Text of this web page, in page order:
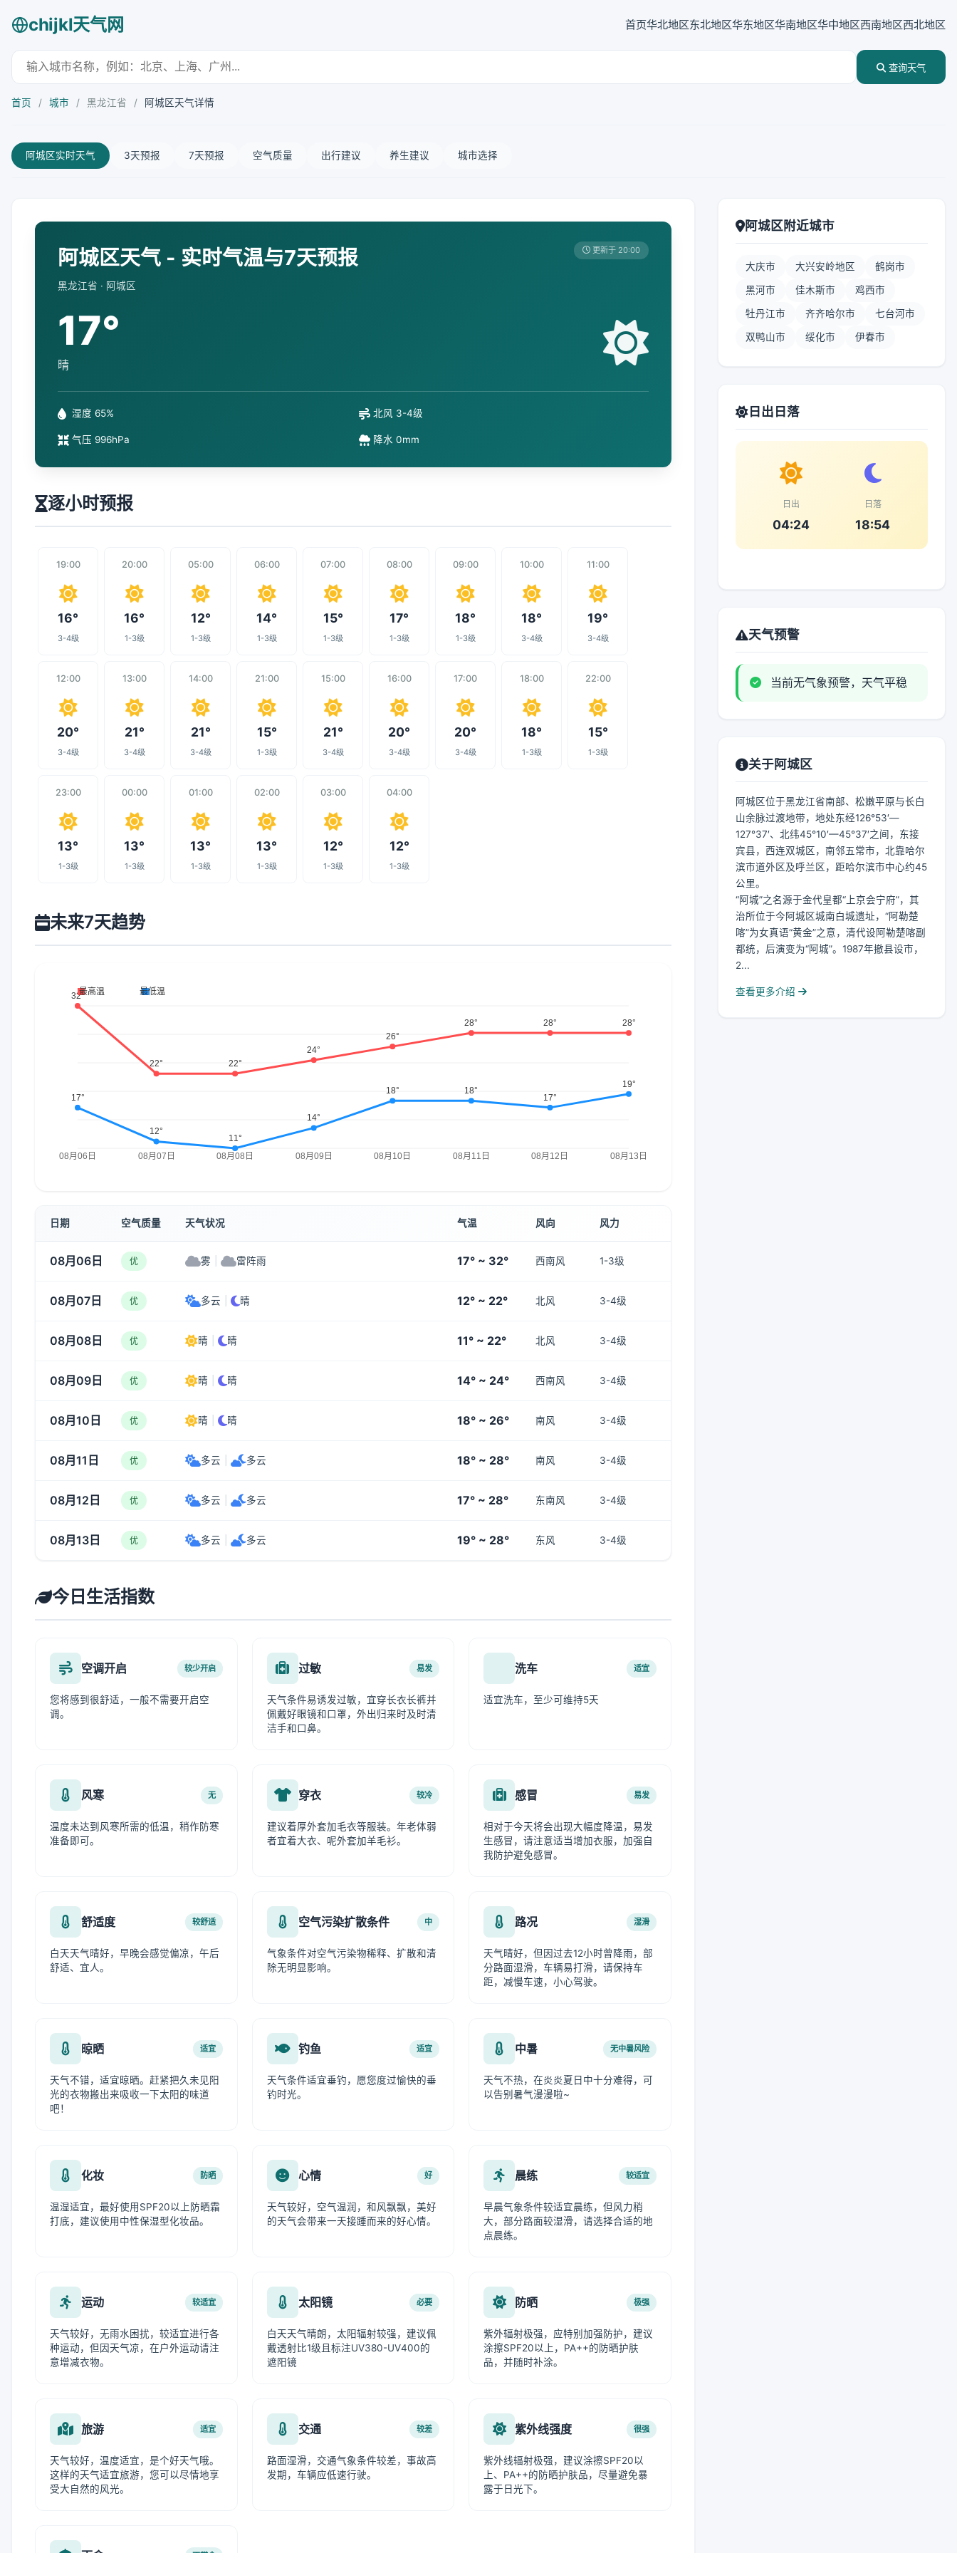
chijkl天气网 首页华北地区东北地区华东地区华南地区华中地区西南地区西北地区
查询天气
首页 / 城市 / 黑龙江省 / 阿城区天气详情
阿城区实时天气 3天预报 7天预报 空气质量 出行建议 养生建议 城市选择
阿城区天气 - 实时气温与7天预报
黑龙江省 · 阿城区
更新于 20:00
17°
晴
湿度 65% 北风 3-4级
气压 996hPa 降水 0mm
逐小时预报
19:00
16°
3-4级
20:00
16°
1-3级
05:00
12°
1-3级
06:00
14°
1-3级
07:00
15°
1-3级
08:00
17°
1-3级
09:00
18°
1-3级
10:00
18°
3-4级
11:00
19°
3-4级
12:00
20°
3-4级
13:00
21°
3-4级
14:00
21°
3-4级
21:00
15°
1-3级
15:00
21°
3-4级
16:00
20°
3-4级
17:00
20°
3-4级
18:00
18°
1-3级
22:00
15°
1-3级
23:00
13°
1-3级
00:00
13°
1-3级
01:00
13°
1-3级
02:00
13°
1-3级
03:00
12°
1-3级
04:00
12°
1-3级
未来7天趋势
日期 空气质量 天气状况 气温 风向 风力
08月06日 优 雾 雷阵雨 17° ~ 32° 西南风 1-3级
08月07日 优 多云 晴 12° ~ 22° 北风 3-4级
08月08日 优 晴 晴 11° ~ 22° 北风 3-4级
08月09日 优 晴 晴 14° ~ 24° 西南风 3-4级
08月10日 优 晴 晴 18° ~ 26° 南风 3-4级
08月11日 优 多云 多云 18° ~ 28° 南风 3-4级
08月12日 优 多云 多云 17° ~ 28° 东南风 3-4级
08月13日 优 多云 多云 19° ~ 28° 东风 3-4级
今日生活指数
空调开启 较少开启
您将感到很舒适，一般不需要开启空
调。
过敏 易发
天气条件易诱发过敏，宜穿长衣长裤并
佩戴好眼镜和口罩，外出归来时及时清
洁手和口鼻。
洗车 适宜
适宜洗车，至少可维持5天
风寒 无
温度未达到风寒所需的低温，稍作防寒
准备即可。
穿衣 较冷
建议着厚外套加毛衣等服装。年老体弱
者宜着大衣、呢外套加羊毛衫。
感冒 易发
相对于今天将会出现大幅度降温，易发
生感冒，请注意适当增加衣服，加强自
我防护避免感冒。
舒适度 较舒适
白天天气晴好，早晚会感觉偏凉，午后
舒适、宜人。
空气污染扩散条件 中
气象条件对空气污染物稀释、扩散和清
除无明显影响。
路况 湿滑
天气晴好，但因过去12小时曾降雨，部
分路面湿滑，车辆易打滑，请保持车
距，减慢车速，小心驾驶。
晾晒 适宜
天气不错，适宜晾晒。赶紧把久未见阳
光的衣物搬出来吸收一下太阳的味道
吧！
钓鱼 适宜
天气条件适宜垂钓，愿您度过愉快的垂
钓时光。
中暑 无中暑风险
天气不热，在炎炎夏日中十分难得，可
以告别暑气漫漫啦~
化妆 防晒
温湿适宜，最好使用SPF20以上防晒霜
打底，建议使用中性保湿型化妆品。
心情 好
天气较好，空气温润，和风飘飘，美好
的天气会带来一天接踵而来的好心情。
晨练 较适宜
早晨气象条件较适宜晨练，但风力稍
大，部分路面较湿滑，请选择合适的地
点晨练。
运动 较适宜
天气较好，无雨水困扰，较适宜进行各
种运动，但因天气凉，在户外运动请注
意增减衣物。
太阳镜 必要
白天天气晴朗，太阳辐射较强，建议佩
戴透射比1级且标注UV380-UV400的
遮阳镜
防晒 极强
紫外辐射极强，应特别加强防护，建议
涂擦SPF20以上，PA++的防晒护肤
品，并随时补涂。
旅游 适宜
天气较好，温度适宜，是个好天气哦。
这样的天气适宜旅游，您可以尽情地享
受大自然的风光。
交通 较差
路面湿滑，交通气象条件较差，事故高
发期，车辆应低速行驶。
紫外线强度 很强
紫外线辐射极强，建议涂擦SPF20以
上、PA++的防晒护肤品，尽量避免暴
露于日光下。
阿城区附近城市
大庆市 大兴安岭地区 鹤岗市
黑河市 佳木斯市 鸡西市
牡丹江市 齐齐哈尔市 七台河市
双鸭山市 绥化市 伊春市
日出日落
日出
04:24
日落
18:54
天气预警
当前无气象预警，天气平稳
关于阿城区
阿城区位于黑龙江省南部、松嫩平原与长白
山余脉过渡地带，地处东经126°53′—
127°37′、北纬45°10′—45°37′之间，东接
宾县，西连双城区，南邻五常市，北靠哈尔
滨市道外区及呼兰区，距哈尔滨市中心约45
公里。
“阿城”之名源于金代皇都“上京会宁府”，其
治所位于今阿城区城南白城遗址，“阿勒楚
喀”为女真语“黄金”之意，清代设阿勒楚喀副
都统，后演变为“阿城”。1987年撤县设市，
2...
查看更多介绍